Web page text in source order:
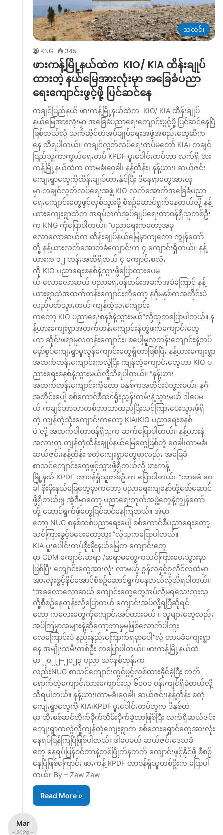
သတင်း
KNG 345
ဖားကန့်မြို့နယ်ထဲက KIO/ KIA ထိန်းချုပ်
ထားတဲ့ နယ်မြေအားလုံးမှာ အခြေခံပညာ
ရေးကျောင်းဖွင့်ဖို့ ပြင်ဆင်နေ
ကချင်ပြည်နယ် ဖားကန့်မြို့နယ်ထဲက KIO/ KIA ထိန်းချုပ်
နယ်မြေအားလုံးမှာ အခြေခံပညာရေးကျောင်းဖွင့်ဖို့ ပြင်ဆင်နေပြီ
ဖြစ်တယ်လို့ သက်ဆိုင်တဲ့အုပ်ချုပ်ရေးအဖွဲ့အစည်းတွေဆီက
နေ သိရပါတယ်။ ကချင်လွတ်လပ်ရေးတပ်မတော် KIA၊ ကချင်
ပြည်သူ့ကာကွယ်ရေးတပ် KPDF ပူးပေါင်းတပ်ဟာ လက်ရှိ ဖား
ကန့်မြို့နယ်ထဲက တာမခံ၊ဝှေခါ၊ နန့်တိန်း၊ နန့်ယား၊ ဆယ်ဇင်း
ကျေးရွာတွေကိုထိန်းချုပ်ထားနိုင်ပြီး ဒီနေရာတွေအားလုံ
မှာ ကချင်လွတ်လပ်ရေးအဖွဲ့ KIO လက်အောက်အခြေခံပညာ
ရေးကျောင်းတွေဖွင့်လှစ်သွားဖို့ စီစဥ်ဆောင်ရွက်နေတယ်လို့ နန့်
ယားကျေးရွာထဲက အရပ်ဘက်အုပ်ချုပ်ရေးတာဝန်ရှိသူတစ်ဦး
က KNG ကိုပြောပါတယ်။ “ပညာရေးကတော့အခု
လောလောဆယ်က ထိန်းချုပ်နယ်မြေမှာကျတော့ ကျွန်တော်
တို့ နန့်ယားလက်အောက်ခံကျောင်းက ၄ ကျောင်းရှိတယ်။ နန့်
ယားက ၁၂ တန်းအထိရှိတယ် ၄ ကျောင်းစလုံး
ကို KIO ပညာရေးစနစ်နဲ့သွားဖို့ပြောထားပေမ
ယ့် လောလောဆယ် ပညာရေးဝန်ထမ်းအခက်အခဲကြောင့် နန့်
ယားရွာထဲအထက်တန်းကျောင်းကိုတော့ နဂိုမနှစ်ကအတ်ိုင်းပဲ
လည်ပတ်သွားတယ် ကျန်တဲ့သုံးကျောင်း
ကတော့ KIO ပညာရေးစနစ်နဲ့သွားမယ်”လို့သူကပြောပါတယ်။ န
န့်ယားကျေးရွာအထက်တန်းကျောင်းနဲ့တွဲဖက်ကျောင်းတွေ
ဟာ ဆိုင်းဖရာမူလတန်းကျောင်း၊ စပေါ့မူလတန်းကျောင်းနဲ့ကပ်
မှော်စွပ်ကျေးရွာမူလွန်ကျောင်းတွေရှိတာဖြစ်ပြီး နန့်ယားကျေးရွာ
အထက်တန်းကျောင်းကလွဲပြီး ကျန်တဲ့ကျောင်းတွေဟာ KIO ပ
ညားရေးစနစ်နဲ့သွားမယ်လို့သိရပါတယ်။ “နန့်ယား
အထက်တန်းကျောင်းကိုတော့ မနှစ်ကအတိုင်းပဲသွားမယ်။ နဂို
အတိုင်းပေါ့ စစ်ကောင်စီသင်ရိုးညွန်းတမ်းနဲ့သွားမယ် ဒါပေမ
ယ့် ကချင်ဘာသာတစ်ဘာသာထည့်ပြီးသင့်ကြားပေးသွားဖို့ရှိ
တဲ့ ကျန်တဲ့သုံးကျောင်းကတော့ KIA၊KIO ပညာရေးစနစ်
ပဲ”လို့ အထက်ပါတာဝန်ရှိသူက ဆက်ပြောပါတယ်။ နန့်ယားနဲ့
အလားတူ ကျန်တဲ့ထိန်းချုပ်နယ်မြေတွေဖြစ်တဲ့ ဝှေခါ၊တာမခံ၊
ဆယ်ဇင်း၊နန့်တိန်း စတဲ့ကျေးရွာတွေမှာလည်း အခြေခံ
စာသင်ကျောင်းတွေဖွင့်သွားဖို့ရှိတယ်လို့ ဖားကန့်
မြို့နယ် KPDF တာဝန်ရှိသူတစ်ဦးက ပြောပါတယ်။ ”တာမခံ ဝှေ
ခါ စိုးမိုးနယ်မြေတွေမှာကတော့ ပညာရေးကျနော်တို့ဖော်ဆောင်
ဖို့ရှိတယ်ဗျ အဲ့ဒီမှာတော့ ပညာရေးဘုတ်အဖွဲ့တွေနဲ့ကျွန်တော်
တို့ ဆောင်ရွက်ဖို့တွေပြင်ဆင်နေကြတယ်။ အဲ့မှာ
တော့ NUG စနစ်သစ်ပညာရေးပေါ့ စစ်ကောင်စီပညာရေးတော့
သင်ကြားခွင့်မပေးတော့ဘူး ”လို့သူကပြောပါတယ်။
KIA ပူးပေါင်းတပ်စိုးမိုးနယ်မြေက ကျောင်းတွေ
မှာ CDM ကျောင်းဆရာ /ဆရာမတွေကသင်ကြားပေးသွားမှာ
ဖြစ်ပြီး ကျောင်းတွေအားလုံး လာမယ့် ဇွန်လနှင့်ဇူလိုင်လထဲမှာ
အားလုံးဖွင့်နိုင်အောင်စီစဥ်ဆောင်ရွက်နေတယ်လို့သိရပါတယ်။
“အခုလောလောဆယ် ကျောင်းတွေတွေအပ်လို့မရသေးဘူးသူ
တို့စီစဥ်နေတုန်းလို့ပြောတယ် ကျောင်းအပ်လို့ရပြီဆိုရင်
တော့ ကလေးတွေကိုကျောင်းအပ်ထားမယ် ။ သူများတွေလည်း
အပ်ကြမှာအများနဲ့ဆိုတော့ဘာမှမဖြစ်လောက်ပါဘူး
လေကြောင်းပဲ နည်းနည်းကြောက်ရမှာပေါ့”လို့ တာမခံကျေးရွာ
နေ အမျိုးသမီးတစ်ဦး ကပြောပါတယ်။ ဖားကန့်မြို့နယ်ထဲ
မှာ ၂၀၂၂–၂၀၂၃ ပညာ သင်နှစ်တုန်းက
လည်းNUG စာသင်ကျောင်းတွင်ဖွင့်လှစ်ထားနိုင်ခဲ့ပြီး တက်
ရောက်တဲ့ကျောင်းသားကျောင်းသူ ၆၀၀၀ ဝန်းကျင်ရှိခဲ့တယ်လို့
သိရပါတယ်။ နန့်ယား၊တာမခံ၊ဝှေခါ၊ ဆယ်ဇင်း၊နန့်တိန်း စတဲ့
ကျေးရွာတွေကို KIA၊KPDF ပူးပေါင်းတပ်တွက ဒီနှစ်ထဲ
မှာ ထိုးစစ်ဆင်တိုက်ခိုက်သိမ်းပိုက်ခဲ့တာဖြစ်ပြီး လက်ရှိဆယ်ဇင်း
ကျေးရွာကလွဲလို့ကျန်တဲ့ကျေးရွာက စစ်ဘေးရှောင်တွေအားလုံး
နေရပ်ပြန်ကြပြီဖြစ်ပါတယ်။ ဒါပေမယ့် ဆယ်ဇင်းဒေသခံ
တွေ နေရပ်ပြန်ဝင်တာနဲ့တစ်ပြိုက်နကက် ကျောင်းဖွင့်နိုင်ဖို့ စီစဉ်
နေပြီဖြစ်ကြောင်း ဖားကန့် KPDF တာဝန်ရှိသူတစ်ဦးက ပြောပါ
တယ်။ By – Zaw Zaw
Read More »
Mar
- 2024 -